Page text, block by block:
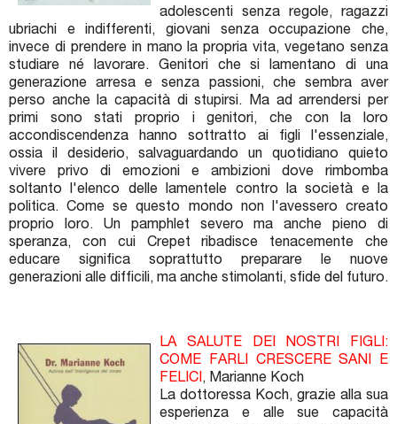
adolescenti senza regole, ragazzi
ubriachi e indifferenti, giovani senza occupazione che,
invece di prendere in mano la propria vita, vegetano senza
studiare né lavorare. Genitori che si lamentano di una
generazione arresa e senza passioni, che sembra aver
perso anche la capacità di stupirsi. Ma ad arrendersi per
primi sono stati proprio i genitori, che con la loro
accondiscendenza hanno sottratto ai figli l'essenziale,
ossia il desiderio, salvaguardando un quotidiano quieto
vivere privo di emozioni e ambizioni dove rimbomba
soltanto l'elenco delle lamentele contro la società e la
politica. Come se questo mondo non l'avessero creato
proprio loro. Un pamphlet severo ma anche pieno di
speranza, con cui Crepet ribadisce tenacemente che
educare significa soprattutto preparare le nuove
generazioni alle difficili, ma anche stimolanti, sfide del futuro.
LA SALUTE DEI NOSTRI FIGLI:
COME FARLI CRESCERE SANI E
FELICI, Marianne Koch
La dottoressa Koch, grazie alla sua
esperienza e alle sue capacità